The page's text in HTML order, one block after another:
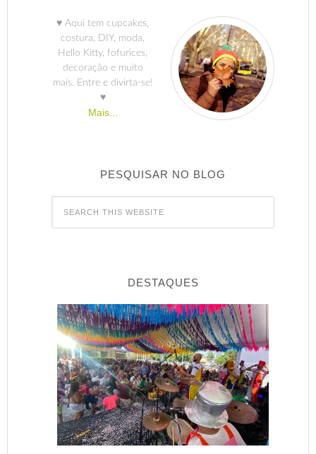
♥ Aqui tem cupcakes,
costura, DIY, moda,
Hello Kitty, fofurices,
decoração e muito
mais. Entre e divirta-se!
♥
Mais...
PESQUISAR NO BLOG
DESTAQUES